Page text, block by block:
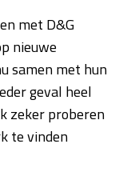
met D&G
nieuwe
samen met hun
geval heel
zeker proberen
te vinden